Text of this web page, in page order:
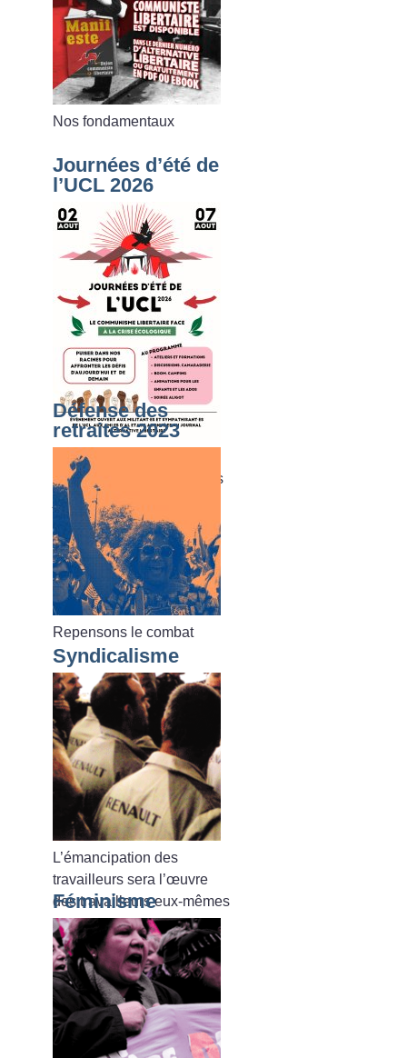
Nos fondamentaux
Journées d’été de
l’UCL 2026
Du dimanche 02 août au
vendredi 07 août 2026, les
journées d’été de l’UCL
Défense des
retraites 2023
Repensons le combat
Syndicalisme
L’émancipation des
travailleurs sera l’œuvre
des travailleurs eux-mêmes
Féminisme